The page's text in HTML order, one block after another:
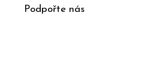
Podpořte nás